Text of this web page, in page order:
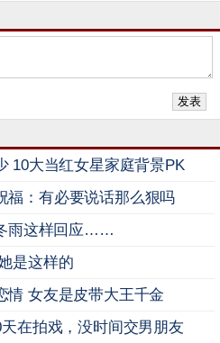
10大当红女星家庭背景PK
福：有必要说话那么狠吗
雨这样回应……
是这样的
情 女友是皮带大王千金
在拍戏，没时间交男朋友